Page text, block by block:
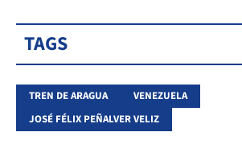
TAGS
TREN DE ARAGUA
VENEZUELA
JOSÉ FÉLIX PEÑALVER VELIZ